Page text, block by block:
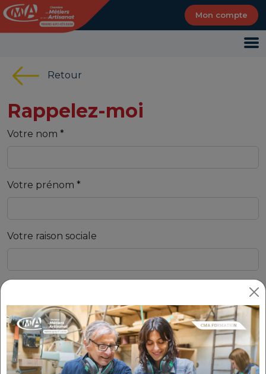
Mon compte
Retour
Rappelez-moi
Votre nom
Votre prénom
Votre raison sociale
Votre numéro de siren (si vous êtes une entreprise)
Veuillez indiquer les 9 chiffres de votre numéro de SIREN
Siret de l'établissement concerné (si vous êtes une
entreprise)
Panneau de gestion des cookies